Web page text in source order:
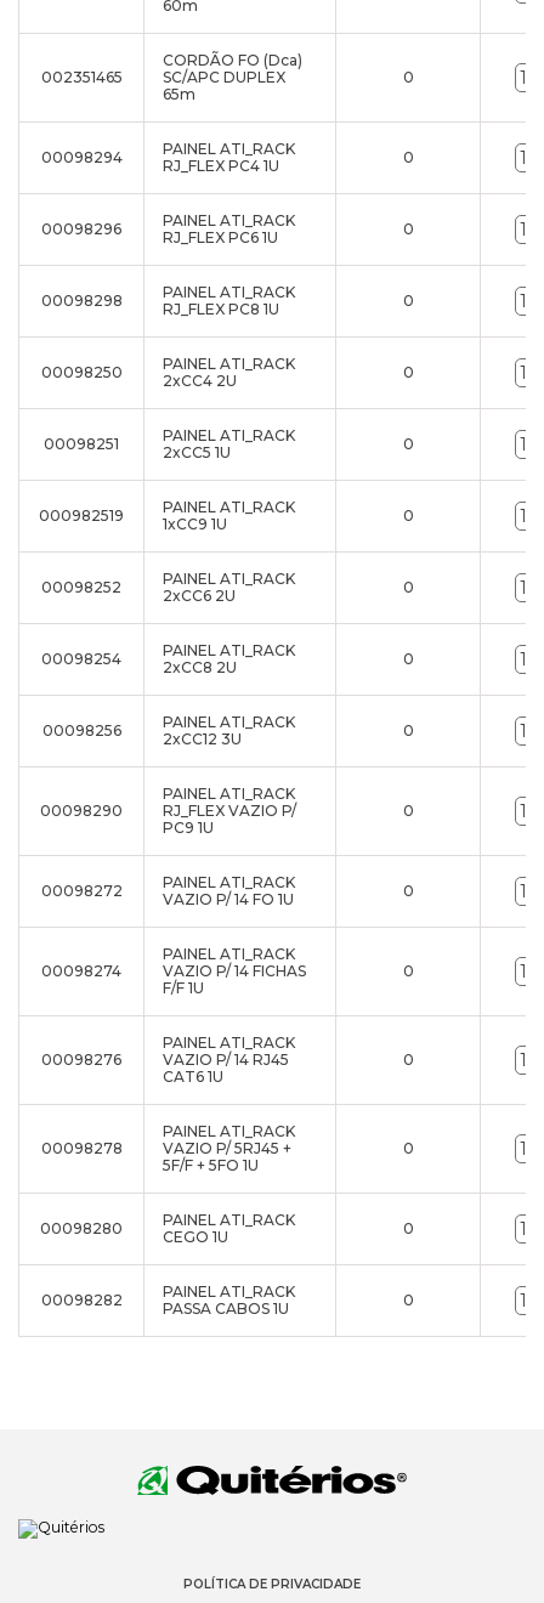
60m
002351465
CORDÃO FO (Dca)
SC/APC DUPLEX
65m
0
00098294
PAINEL ATI_RACK
RJ_FLEX PC4 1U
0
00098296
PAINEL ATI_RACK
RJ_FLEX PC6 1U
0
00098298
PAINEL ATI_RACK
RJ_FLEX PC8 1U
0
00098250
PAINEL ATI_RACK
2xCC4 2U
0
00098251
PAINEL ATI_RACK
2xCC5 1U
0
000982519
PAINEL ATI_RACK
1xCC9 1U
0
00098252
PAINEL ATI_RACK
2xCC6 2U
0
00098254
PAINEL ATI_RACK
2xCC8 2U
0
00098256
PAINEL ATI_RACK
2xCC12 3U
0
00098290
PAINEL ATI_RACK
RJ_FLEX VAZIO P/
PC9 1U
0
00098272
PAINEL ATI_RACK
VAZIO P/ 14 FO 1U
0
00098274
PAINEL ATI_RACK
VAZIO P/ 14 FICHAS
F/F 1U
0
00098276
PAINEL ATI_RACK
VAZIO P/ 14 RJ45
CAT6 1U
0
00098278
PAINEL ATI_RACK
VAZIO P/ 5RJ45 +
5F/F + 5FO 1U
0
00098280
PAINEL ATI_RACK
CEGO 1U
0
00098282
PAINEL ATI_RACK
PASSA CABOS 1U
0
POLÍTICA DE PRIVACIDADE